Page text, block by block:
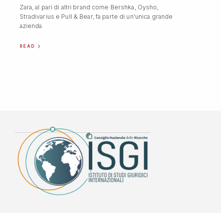
Zara, al pari di altri brand come Bershka, Oysho,
Stradivarius e Pull & Bear, fa parte di un’unica grande
azienda
READ